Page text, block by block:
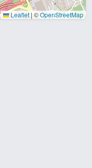
Leaflet|©OpenStreetMap